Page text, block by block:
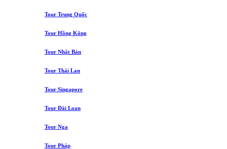
Tour Trung Quốc
Tour Hồng Kông
Tour Nhật Bản
Tour Thái Lan
Tour Singapore
Tour Đài Loan
Tour Nga
Tour Pháp